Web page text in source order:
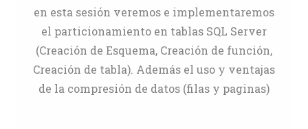
en esta sesión veremos e implementaremos
el particionamiento en tablas SQL Server
(Creación de Esquema, Creación de función,
Creación de tabla). Además el uso y ventajas
de la compresión de datos (filas y paginas)